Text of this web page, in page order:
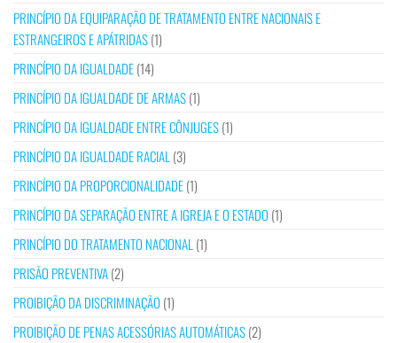
PRINCÍPIO DA EQUIPARAÇÃO DE TRATAMENTO ENTRE NACIONAIS E
ESTRANGEIROS E APÁTRIDAS(1)
PRINCÍPIO DA IGUALDADE(14)
PRINCÍPIO DA IGUALDADE DE ARMAS(1)
PRINCÍPIO DA IGUALDADE ENTRE CÔNJUGES(1)
PRINCÍPIO DA IGUALDADE RACIAL (3)
PRINCÍPIO DA PROPORCIONALIDADE(1)
PRINCÍPIO DA SEPARAÇÃO ENTRE A IGREJA E O ESTADO (1)
PRINCÍPIO DO TRATAMENTO NACIONAL (1)
PRISÃO PREVENTIVA(2)
PROIBIÇÃO DA DISCRIMINAÇÃO (1)
PROIBIÇÃO DE PENAS ACESSÓRIAS AUTOMÁTICAS(2)